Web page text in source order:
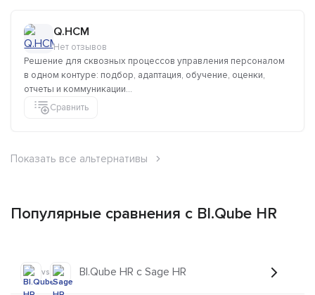
Q.HCM
Нет отзывов
Решение для сквозных процессов управления персоналом
в одном контуре: подбор, адаптация, обучение, оценки,
отчеты и коммуникации...
Сравнить
Показать все альтернативы
Популярные сравнения с BI.Qube HR
vs BI.Qube HR с Sage HR